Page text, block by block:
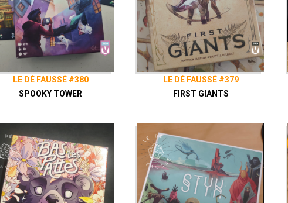
LE DÉ FAUSSÉ #380
SPOOKY TOWER
LE DÉ FAUSSÉ #379
FIRST GIANTS